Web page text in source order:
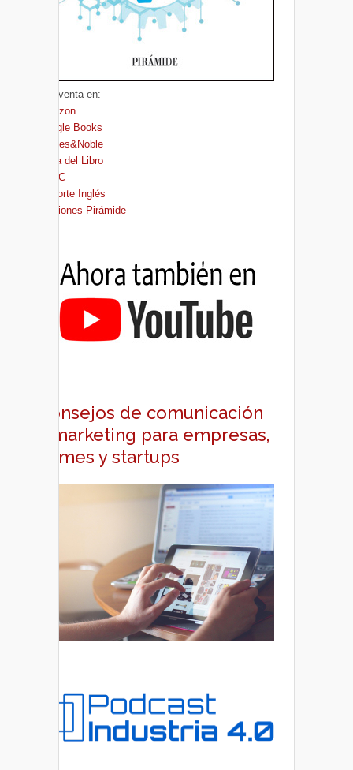
A la venta en:
Amazon
Google Books
Barnes&Noble
Casa del Libro
FNAC
El Corte Inglés
Ediciones Pirámide
Consejos de comunicación
y marketing para empresas,
pymes y startups